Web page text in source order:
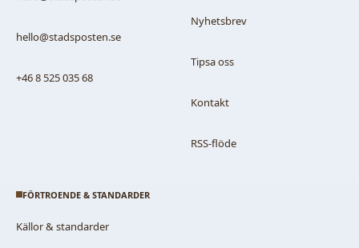
hello@stadsposten.se
+46 8 525 035 68
Nyhetsbrev
Tipsa oss
Kontakt
RSS-flöde
FÖRTROENDE & STANDARDER
Källor & standarder